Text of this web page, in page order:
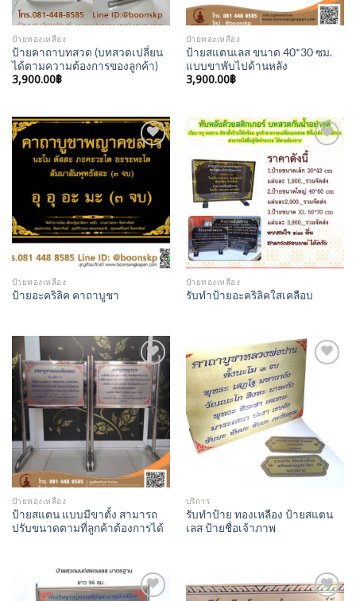
ป้ายทองเหลือง
ป้ายคาถาบทสวด (บทสวดเปลี่ยน
ได้ตามความต้องการของลูกค้า)
3,900.00฿
ป้ายทองเหลือง
ป้ายสแตนเลส ขนาด 40*30 ซม.
แบบขาพับไปด้านหลัง
3,900.00฿
Add to
Wishlist
ป้ายทองเหลือง
ป้ายอะคริลิค คาถาบูชา
Add to
Wishlist
ป้ายทองเหลือง
รับทำป้ายอะคริลิคใสเคลือบ
Add to
Wishlist
ป้ายทองเหลือง
ป้ายสแตน แบบมีขาตั้ง สามารถ
ปรับขนาดตามที่ลูกค้าต้องการได้
Add to
Wishlist
บริการ
รับทำป้าย ทองเหลือง ป้ายสแตน
เลส ป้ายชื่อเจ้าภาพ